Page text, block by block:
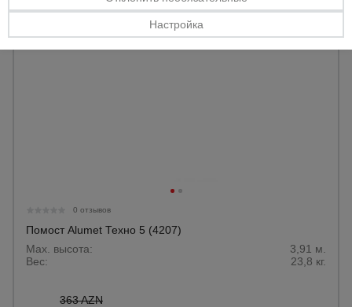
0 отзывов
Помост Alumet Техно 5 (4207)
Max. высота:
3,91 м.
Вес:
23,8 кг.
363 AZN
Настройка